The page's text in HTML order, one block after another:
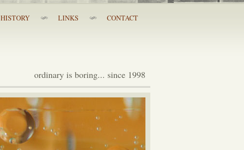
HISTORY LINKS CONTACT
ordinary is boring... since 1998